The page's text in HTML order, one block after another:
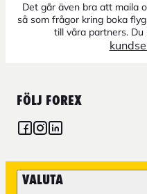
Det går även bra att maila
så som frågor kring boka
till våra partners.
FÖLJ FOREX
VALUTA